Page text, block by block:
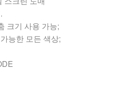
크기 사용 가능;
능한 모든 색상;